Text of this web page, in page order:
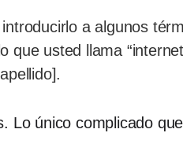
a algunos
que usted llama
Lo único complicado